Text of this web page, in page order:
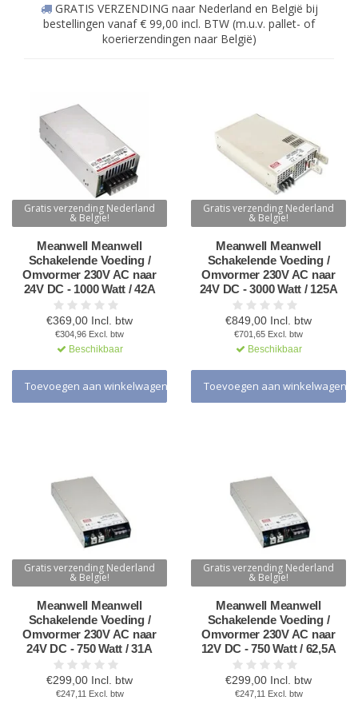
GRATIS VERZENDING naar Nederland en België bij
bestellingen vanaf € 99,00 incl. BTW (m.u.v. pallet- of
koerierzendingen naar België)
Gratis verzending Nederland
& Belgie!
Meanwell Meanwell
Schakelende Voeding /
Omvormer 230V AC naar
24V DC - 1000 Watt / 42A
€369,00 Incl. btw
€304,96 Excl. btw
Beschikbaar
Toevoegen aan winkelwagen
Gratis verzending Nederland
& Belgie!
Meanwell Meanwell
Schakelende Voeding /
Omvormer 230V AC naar
24V DC - 3000 Watt / 125A
€849,00 Incl. btw
€701,65 Excl. btw
Beschikbaar
Toevoegen aan winkelwagen
Gratis verzending Nederland
& Belgie!
Meanwell Meanwell
Schakelende Voeding /
Omvormer 230V AC naar
24V DC - 750 Watt / 31A
€299,00 Incl. btw
€247,11 Excl. btw
Gratis verzending Nederland
& Belgie!
Meanwell Meanwell
Schakelende Voeding /
Omvormer 230V AC naar
12V DC - 750 Watt / 62,5A
€299,00 Incl. btw
€247,11 Excl. btw